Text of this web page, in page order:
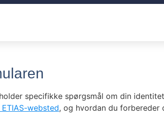
specifikke spørgsmål om din
websted, og hvordan du forbereder